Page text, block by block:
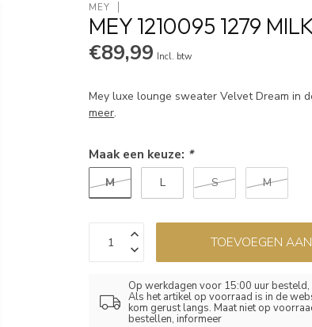
MEY
MEY 1210095 1279
€89,99 Incl. btw
Mey luxe lounge sweater Velvet Dream in
meer.
Maak een keuze: *
M L S M
TOEVOEGEN
Op werkdagen voor 15:00 uur
Als het artikel op voorraad is in de
kom gerust langs. Maat niet op
bestellen, informeer